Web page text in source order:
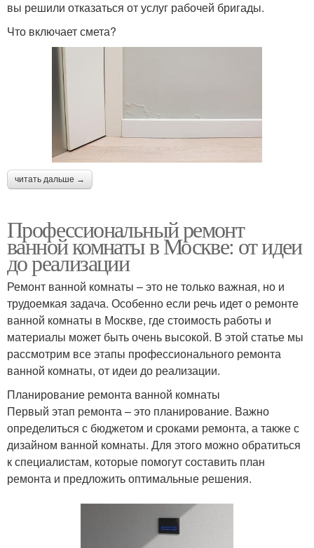
вы решили отказаться от услуг рабочей бригады.
Что включает смета?
читать дальше →
Профессиональный ремонт
ванной комнаты в Москве: от идеи
до реализации
Ремонт ванной комнаты – это не только важная, но и
трудоемкая задача. Особенно если речь идет о ремонте
ванной комнаты в Москве, где стоимость работы и
материалы может быть очень высокой. В этой статье мы
рассмотрим все этапы профессионального ремонта
ванной комнаты, от идеи до реализации.
Планирование ремонта ванной комнаты
Первый этап ремонта – это планирование. Важно
определиться с бюджетом и сроками ремонта, а также с
дизайном ванной комнаты. Для этого можно обратиться
к специалистам, которые помогут составить план
ремонта и предложить оптимальные решения.